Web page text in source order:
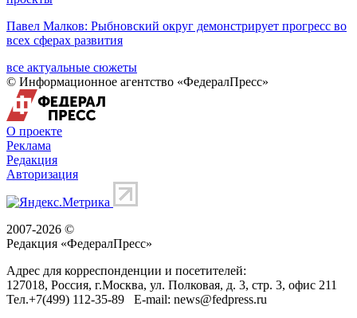
Павел Малков: Рыбновский округ демонстрирует прогресс во
всех сферах развития
все актуальные сюжеты
© Информационное агентство «ФедералПресс»
О проекте
Реклама
Редакция
Авторизация
2007-2026 ©
Редакция «ФедералПресс»
Адрес для корреспонденции и посетителей:
127018, Россия, г.Москва, ул. Полковая, д. 3, стр. 3, офис 211
Тел.+7(499) 112-35-89 E-mail: news@fedpress.ru